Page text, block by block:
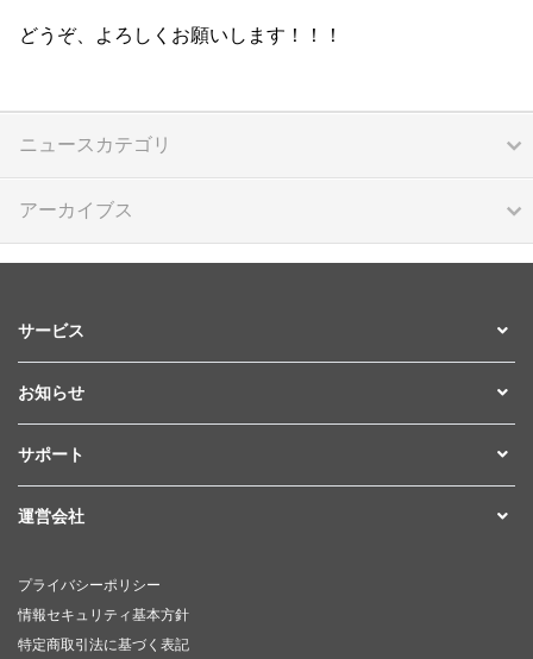
どうぞ、よろしくお願いします！！！
ニュースカテゴリ
アーカイブス
サービス
お知らせ
サポート
運営会社
プライバシーポリシー
情報セキュリティ基本方針
特定商取引法に基づく表記